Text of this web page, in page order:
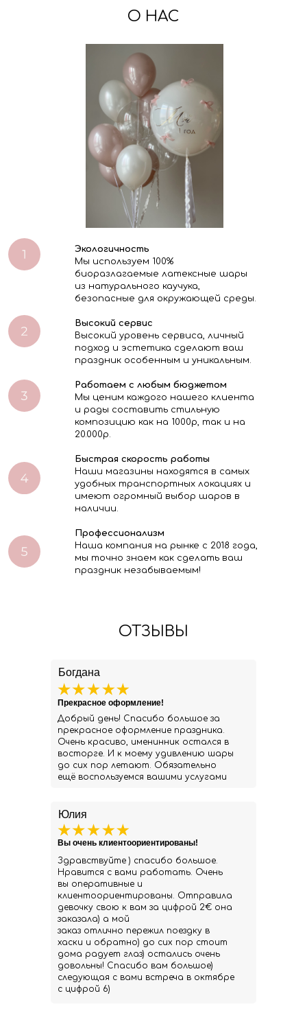
О НАС
Экологичность
Мы используем 100%
биоразлагаемые латексные шары
из натурального каучука,
безопасные для окружающей среды.
Высокий сервис
Высокий уровень сервиса, личный
подход и эстетика сделают ваш
праздник особенным и уникальным.
Работаем с любым бюджетом
Мы ценим каждого нашего клиента
и рады составить стильную
композицию как на 1000р, так и на
20.000р.
Быстрая скорость работы
Наши магазины находятся в самых
удобных транспортных локациях и
имеют огромный выбор шаров в
наличии.
Профессионализм
Наша компания на рынке с 2018 года,
мы точно знаем как сделать ваш
праздник незабываемым!
ОТЗЫВЫ
Юлия
Здравствуйте ) спасибо большое.
Нравится с вами работать. Очень
вы оперативные и
клиентоориентированы. Отправила
девочку свою к вам за цифрой 2€ она
заказала) а мой
заказ отлично пережил поездку в
хаски и обратно) до сих пор стоит
дома радует глаз) остались очень
довольны! Спасибо вам большое)
следующая с вами встреча в октябре
с цифрой 6)
Вы очень клиентоориентированы!
Богдана
Добрый день! Спасибо большое за
прекрасное оформление праздника.
Очень красиво, именинник остался в
восторге. И к моему удивлению шары
до сих пор летают. Обязательно
ещё воспользуемся вашими услугами
Прекрасное оформление!